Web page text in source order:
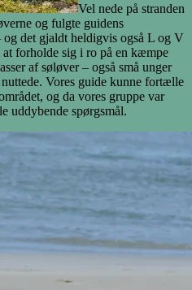
Vel nede på stranden
og fulgte guidens
det gjaldt heldigvis også L og V
forholde sig i ro på en kæmpe
af søløver – også små unger
Vores guide kunne fortælle
og da vores gruppe var
uddybende spørgsmål.